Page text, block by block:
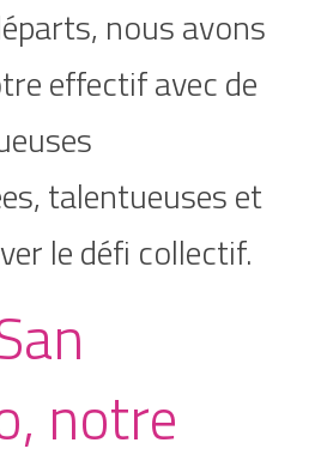
nous avons
effectif avec de
talentueuses et
le défi collectif.
notre